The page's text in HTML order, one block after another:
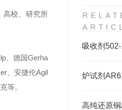
炉试剂
高校、研究所
、德国Gerha
、安捷伦Agil
等。